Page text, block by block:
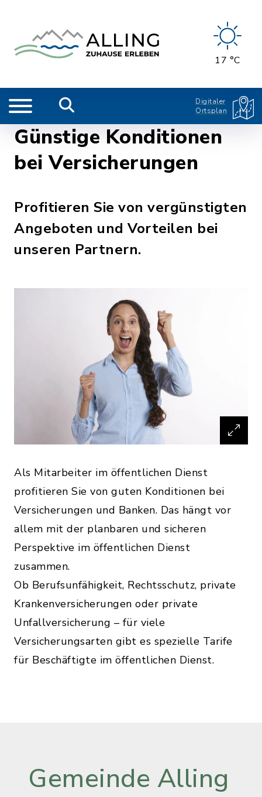
17 °C
Digitaler
Ortsplan
Günstige Konditionen
bei Versicherungen
Profitieren Sie von vergünstigten
Angeboten und Vorteilen bei
unseren Partnern.
Als Mitarbeiter im öffentlichen Dienst
profitieren Sie von guten Konditionen bei
Versicherungen und Banken. Das hängt vor
allem mit der planbaren und sicheren
Perspektive im öffentlichen Dienst
zusammen.
Ob Berufsunfähigkeit, Rechtsschutz, private
Krankenversicherungen oder private
Unfallversicherung – für viele
Versicherungsarten gibt es spezielle Tarife
für Beschäftigte im öffentlichen Dienst.
Gemeinde Alling